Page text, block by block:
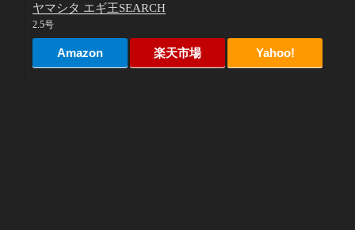
ヤマシタ エギ王SEARCH
2.5号
Amazon 楽天市場 Yahoo!